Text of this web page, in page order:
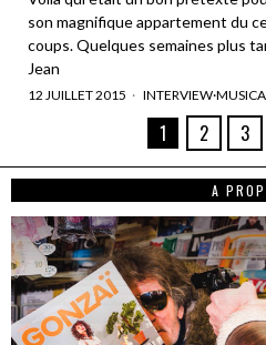
son magnifique appartement du
coups. Quelques semaines plus
Jean
12 JUILLET 2015 INTERVIEW·
1 2 3
A